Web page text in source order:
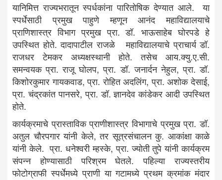
यानिमित्त राज्यभरातून स्पर्धकांना पारितोषिक देण्यात आले. या
स्पर्धेसाठी प्रमुख पाहुणे म्हणून आनंद महाविद्यालयाचे
प्राणिशास्त्र विभाग प्रमुख प्रा. डॉ. भाऊसाहेब घोरपडे हे
उपस्थित होते. दादापाटील राजळे महाविद्यालयाचे प्राचार्य डॉ.
राजधर टेमकर अध्यक्षस्थानी होते. तसेच आय.क्यु.ए.सी.
समन्वयक प्रा. राजू घोलप, प्रा. डॉ. जनार्दन नेहुल, प्रा. डॉ.
किशोरकुमार गायकवाड, प्रा. रोहित अदलिंग, प्रा. अशोक देसाई,
प्रा. चंद्रकांत पानसरे, प्रा. डॉ. ज्ञानदेव कांडेकर आदी उपस्थित
होते.
कार्यक्रमाचे प्रास्ताविक प्राणीशास्त्र विभागाचे प्रमुख प्रा. डॉ.
अतुल चौरपगार यांनी केले, तर सूत्रसंचालन कु. आकांक्षा काळे
यांनी केले. प्रा. धनेश्वरी म्हस्के, प्रा. ज्योती तुपे यांनी कार्यक्रम
संपन्न होण्यासाठी परिश्रम घेतले. पहिल्या राज्यस्तरीय
फोटोग्राफी स्पर्धेमध्ये प्राणी या गटामध्ये प्रथम क्रमांक मंदार